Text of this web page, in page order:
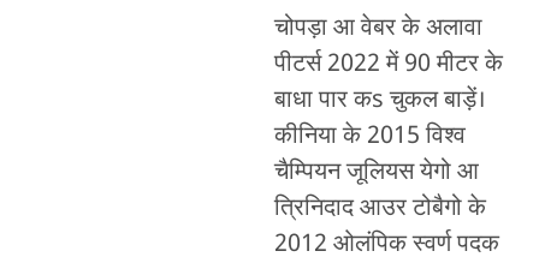
चोपड़ा आ वेबर के अलावा
पीटर्स 2022 में 90 मीटर के
बाधा पार कs चुकल बाड़ें।
कीनिया के 2015 विश्व
चैम्पियन जूलियस येगो आ
त्रिनिदाद आउर टोबैगो के
2012 ओलंपिक स्वर्ण पदक